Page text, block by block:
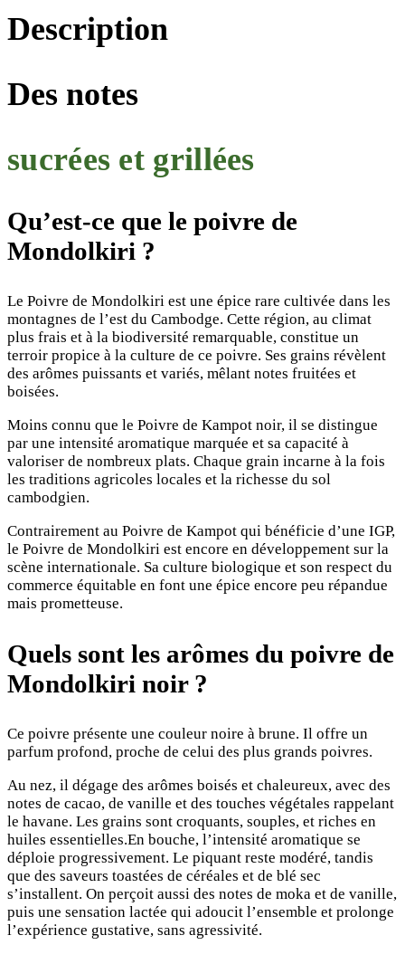
Description
Des notes
sucrées et grillées
Qu’est-ce que le poivre de
Mondolkiri ?
Le Poivre de Mondolkiri est une épice rare cultivée dans les
montagnes de l’est du Cambodge. Cette région, au climat
plus frais et à la biodiversité remarquable, constitue un
terroir propice à la culture de ce poivre. Ses grains révèlent
des arômes puissants et variés, mêlant notes fruitées et
boisées.
Moins connu que le Poivre de Kampot noir, il se distingue
par une intensité aromatique marquée et sa capacité à
valoriser de nombreux plats. Chaque grain incarne à la fois
les traditions agricoles locales et la richesse du sol
cambodgien.
Contrairement au Poivre de Kampot qui bénéficie d’une IGP,
le Poivre de Mondolkiri est encore en développement sur la
scène internationale. Sa culture biologique et son respect du
commerce équitable en font une épice encore peu répandue
mais prometteuse.
Quels sont les arômes du poivre de
Mondolkiri noir ?
Ce poivre présente une couleur noire à brune. Il offre un
parfum profond, proche de celui des plus grands poivres.
Au nez, il dégage des arômes boisés et chaleureux, avec des
notes de cacao, de vanille et des touches végétales rappelant
le havane. Les grains sont croquants, souples, et riches en
huiles essentielles.En bouche, l’intensité aromatique se
déploie progressivement. Le piquant reste modéré, tandis
que des saveurs toastées de céréales et de blé sec
s’installent. On perçoit aussi des notes de moka et de vanille,
puis une sensation lactée qui adoucit l’ensemble et prolonge
l’expérience gustative, sans agressivité.